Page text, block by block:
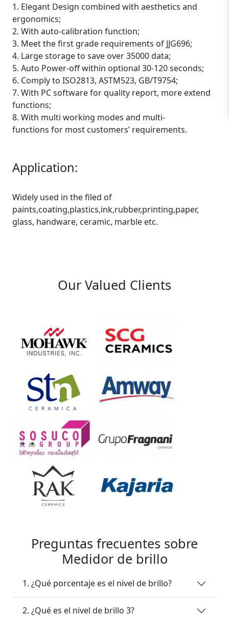
1. Elegant Design combined with aesthetics and
ergonomics;
2. With auto-calibration function;
3. Meet the first grade requirements of JJG696;
4. Large storage to save over 35000 data;
5. Auto Power-off within optional 30-120 seconds;
6. Comply to ISO2813, ASTM523, GB/T9754;
7. With PC software for quality report, more extend
functions;
8. With multi working modes and multi-
functions for most customers’ requirements.
Application:
Widely used in the filed of
paints,coating,plastics,ink,rubber,printing,paper,
glass, handware, ceramic, marble etc.
Our Valued Clients
Preguntas frecuentes sobre
Medidor de brillo
1. ¿Qué porcentaje es el nivel de brillo?
2. ¿Qué es el nivel de brillo 3?